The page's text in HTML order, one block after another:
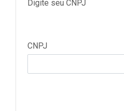
Digite seu CNPJ
CNPJ